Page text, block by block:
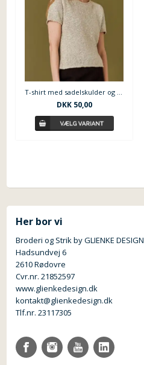
T-shirt med sadelskulder og I-cordkanter
DKK50,00
Her bor vi
Broderi og Strik by GLIENKE DESIGN
Hadsundvej 6
2610 Rødovre
Cvr.nr. 21852597
www.glienkedesign.dk
kontakt@glienkedesign.dk
Tlf.nr. 23117305